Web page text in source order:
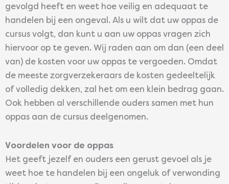
gevolgd heeft en weet hoe veilig en adequaat te
handelen bij een ongeval. Als u wilt dat uw oppas de
cursus volgt, dan kunt u aan uw oppas vragen zich
hiervoor op te geven. Wij raden aan om dan (een deel
van) de kosten voor uw oppas te vergoeden. Omdat
de meeste zorgverzekeraars de kosten gedeeltelijk
of volledig dekken, zal het om een klein bedrag gaan.
Ook hebben al verschillende ouders samen met hun
oppas aan de cursus deelgenomen.
Voordelen voor de oppas
Het geeft jezelf en ouders een gerust gevoel als je
weet hoe te handelen bij een ongeluk of verwonding